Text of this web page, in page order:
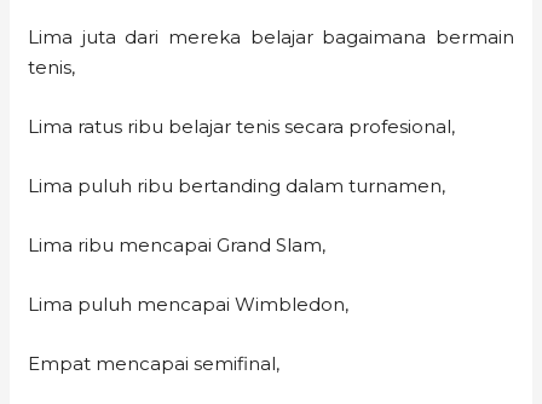
Lima juta dari mereka belajar bagaimana bermain
tenis,
Lima ratus ribu belajar tenis secara profesional,
Lima puluh ribu bertanding dalam turnamen,
Lima ribu mencapai Grand Slam,
Lima puluh mencapai Wimbledon,
Empat mencapai semifinal,